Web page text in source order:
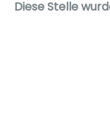
Diese Stelle